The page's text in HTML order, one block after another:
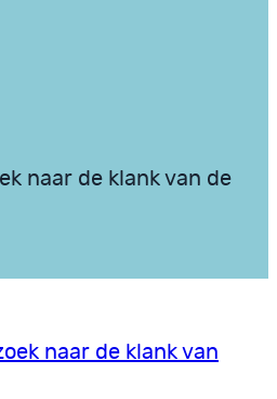
naar de klank van de
naar de klank van